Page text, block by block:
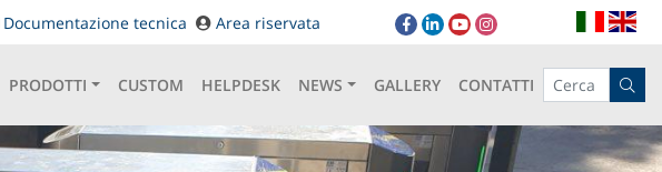
Documentazione tecnica Area riservata en
PRODOTTI CUSTOM HELPDESK NEWS GALLERY CONTATTI